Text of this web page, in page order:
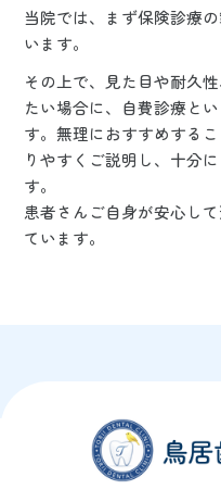
当院では、まず保険診療
います。
その上で、見た目や耐久
たい場合に、自費診療と
す。無理におすすめする
りやすくご説明し、十分
す。
患者さんご自身が安心し
ています。